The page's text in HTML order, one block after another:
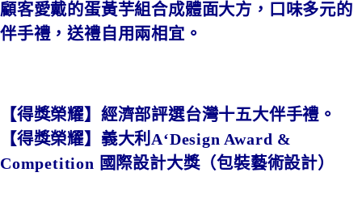
顧客愛戴的蛋黃芋組合成體面大方，口味多元的
伴手禮，送禮自用兩相宜。
【得獎榮耀】經濟部評選台灣十五大伴手禮。
【得獎榮耀】義大利A‘Design Award &
Competition 國際設計大獎（包裝藝術設計）